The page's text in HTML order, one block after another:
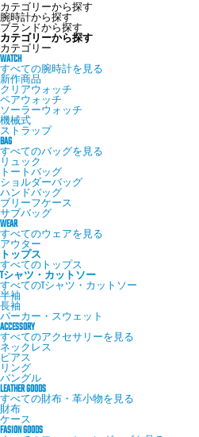
カテゴリーから探す
腕時計から探す
ブランドから探す
カテゴリーから探す
カテゴリー
WATCH
すべての腕時計を見る
新作商品
クリアウォッチ
ペアウォッチ
ソーラーウォッチ
機械式
ストラップ
BAG
すべてのバッグを見る
リュック
トートバッグ
ショルダーバッグ
ハンドバッグ
ブリーフケース
サブバッグ
WEAR
すべてのウェアを見る
アウター
トップス
すべてのトップス
Tシャツ・カットソー
すべてのTシャツ・カットソー
半袖
長袖
パーカー・スウェット
ACCESSORY
すべてのアクセサリーを見る
ネックレス
ピアス
リング
バングル
LEATHER GOODS
すべての財布・革小物を見る
財布
ケース
FASION GOODS